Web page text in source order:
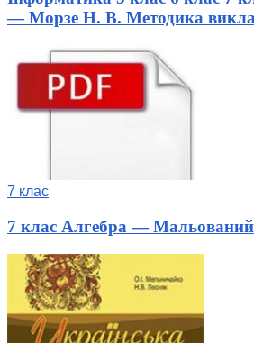
— Морзе Н. В. Методика
7 клас
7 клас Алгебра —